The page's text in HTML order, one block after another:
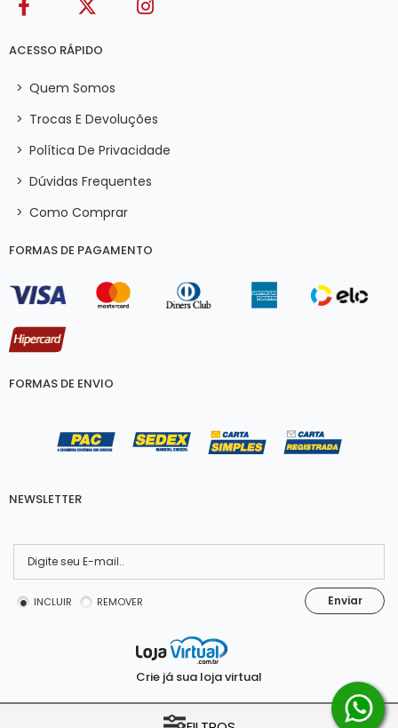
ACESSO RÁPIDO
> Quem Somos
> Trocas E Devoluções
> Política De Privacidade
> Dúvidas Frequentes
> Como Comprar
FORMAS DE PAGAMENTO
FORMAS DE ENVIO
NEWSLETTER
INCLUIR REMOVER Enviar
Crie já sua loja virtual
COPYRIGHT © Costumaq 2026 - 33.302.104/0001-00 - TODOS OS DIREITOS